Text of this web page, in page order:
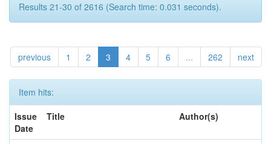
Results 21-30 of 2616 (Search time: 0.031 seconds).
previous 1 2 3 4 5 6 ... 262 next
Item hits:
Issue
Date
Title Author(s)